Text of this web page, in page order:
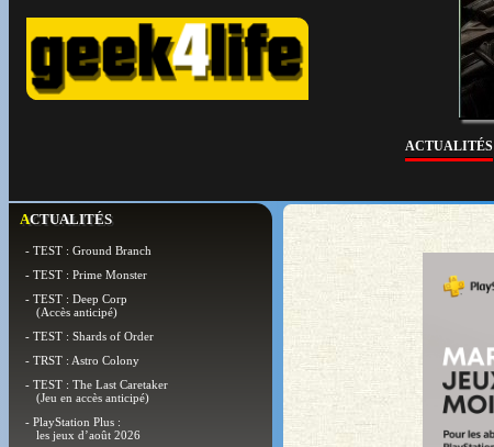
ACTUALITÉS
ACTUALITÉS
- TEST : Ground Branch
- TEST : Prime Monster
- TEST : Deep Corp
(Accès anticipé)
- TEST : Shards of Order
- TRST : Astro Colony
- TEST : The Last Caretaker
(Jeu en accès anticipé)
- PlayStation Plus :
les jeux d’août 2026